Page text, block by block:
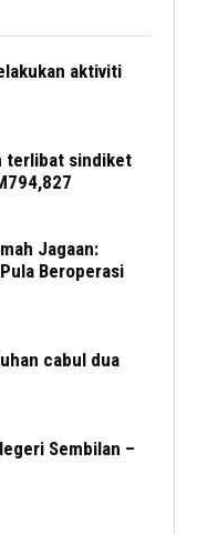
aktiviti
terlibat sindiket
Jagaan:
Beroperasi
cabul dua
Sembilan –